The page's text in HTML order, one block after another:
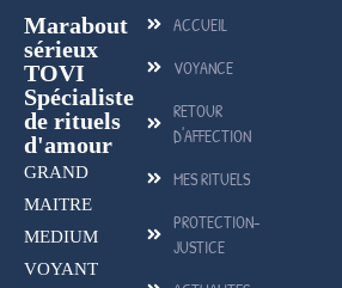
Marabout
sérieux
TOVI
Spécialiste
de rituels
d'amour
GRAND
MAITRE
MEDIUM
VOYANT
ACCUEIL
VOYANCE
RETOUR
D'AFFECTION
MES RITUELS
PROTECTION-
JUSTICE